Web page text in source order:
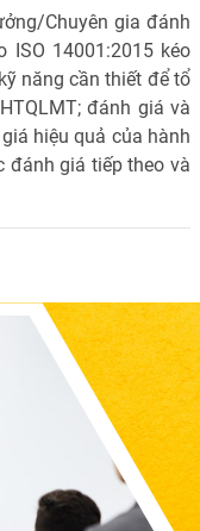
Chuyên gia đánh
ISO 14001:2015 kéo
năng cần thiết để tổ
đánh giá và
hiệu quả của hành
đánh giá tiếp theo và